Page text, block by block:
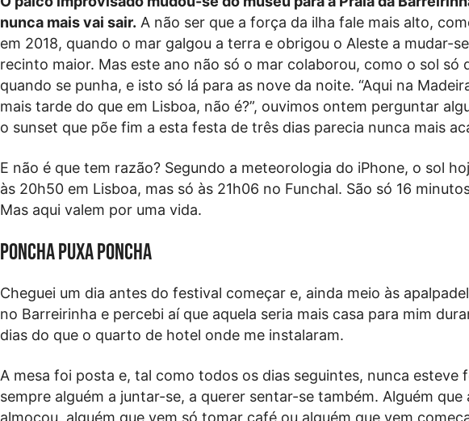
nunca mais vai sair. A não ser que a força da ilha fale mais alto,
em 2018, quando o mar galgou a terra e obrigou o Aleste a mudar-
recinto maior. Mas este ano não só o mar colaborou, como o sol só
quando se punha, e isto só lá para as nove da noite. “Aqui na
mais tarde do que em Lisboa, não é?”, ouvimos ontem perguntar
o sunset que põe fim a esta festa de três dias parecia nunca mais
E não é que tem razão? Segundo a meteorologia do iPhone, o sol
às 20h50 em Lisboa, mas só às 21h06 no Funchal. São só 16
Mas aqui valem por uma vida.
Poncha Puxa Poncha
Cheguei um dia antes do festival começar e, ainda meio às
no Barreirinha e percebi aí que aquela seria mais casa para mim
dias do que o quarto de hotel onde me instalaram.
A mesa foi posta e, tal como todos os dias seguintes, nunca esteve
sempre alguém a juntar-se, a querer sentar-se também. Alguém que
almoçou, alguém que vem só tomar café ou alguém que vem